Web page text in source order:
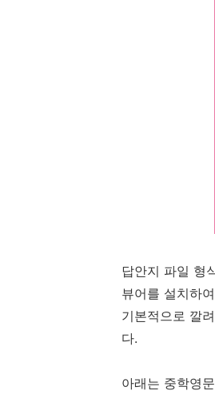
답안지 파일 형
뷰어를 설치하
기본적으로 깔
다.
아래는 중학영